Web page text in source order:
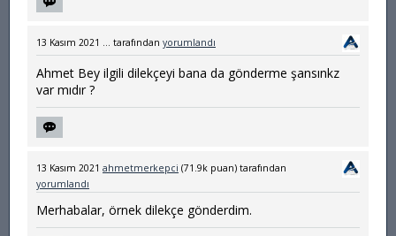
13 Kasım 2021 tarafından yorumlandı
Ahmet Bey ilgili dilekçeyi bana da gönderme şansınkz
var mıdır ?
13 Kasım 2021 ahmetmerkepci (71.9k puan) tarafından
yorumlandı
Merhabalar, örnek dilekçe gönderdim.